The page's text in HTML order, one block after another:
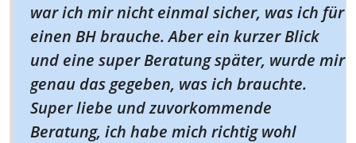
war ich mir nicht einmal sicher, was ich für
einen BH brauche. Aber ein kurzer Blick
und eine super Beratung später, wurde mir
genau das gegeben, was ich brauchte.
Super liebe und zuvorkommende
Beratung, ich habe mich richtig wohl